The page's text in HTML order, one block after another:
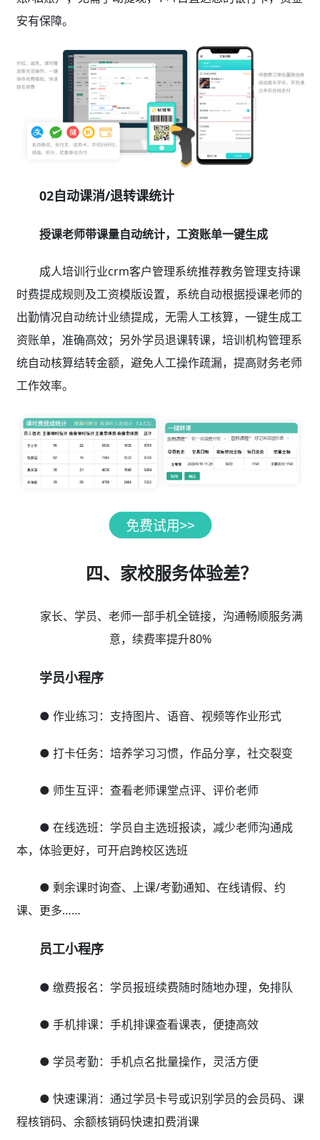
安有保障。
02自动课消/退转课统计
授课老师带课量自动统计，工资账单一键生成
成人培训行业crm客户管理系统推荐教务管理支持课
时费提成规则及工资模版设置，系统自动根据授课老师的
出勤情况自动统计业绩提成，无需人工核算，一键生成工
资账单，准确高效；另外学员退课转课，培训机构管理系
统自动核算结转金额，避免人工操作疏漏，提高财务老师
工作效率。
四、家校服务体验差？
家长、学员、老师一部手机全链接，沟通畅顺服务满
意，续费率提升80%
学员小程序
● 作业练习：支持图片、语音、视频等作业形式
● 打卡任务：培养学习习惯，作品分享，社交裂变
● 师生互评：查看老师课堂点评、评价老师
● 在线选班：学员自主选班报读，减少老师沟通成
本，体验更好，可开启跨校区选班
● 剩余课时询查、上课/考勤通知、在线请假、约
课、更多……
员工小程序
● 缴费报名：学员报班续费随时随地办理，免排队
● 手机排课：手机排课查看课表，便捷高效
● 学员考勤：手机点名批量操作，灵活方便
● 快速课消：通过学员卡号或识别学员的会员码、课
程核销码、余额核销码快速扣费消课